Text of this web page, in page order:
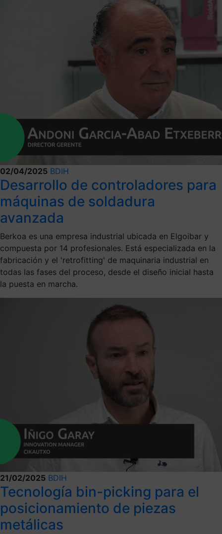
02/04/2025 BDIH
Desarrollo de controladores para
máquinas de soldadura
avanzada
Berkoa es una empresa industrial ubicada en Elgoibar y
compuesta por 14 profesionales. Está especializada en la
fabricación y el 'retrofitting' de maquinaria industrial en
todas las fases del proceso, desde el diseño inicial hasta
la puesta en marcha.
21/02/2025 BDIH
Tecnología bin-picking para el
posicionamiento de piezas
metálicas